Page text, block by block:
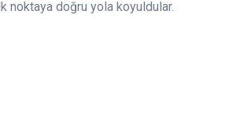
noktaya doğru yola koyuldular.